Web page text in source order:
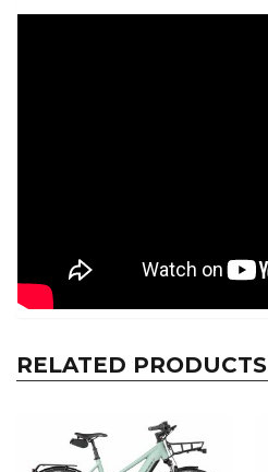
RELATED PRODUCTS